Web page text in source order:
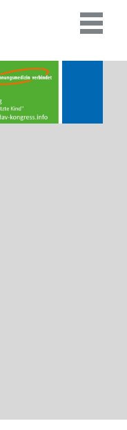
Toggle